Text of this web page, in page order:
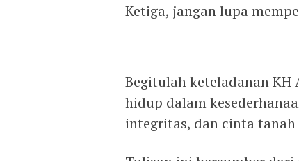
Ketiga, jangan lupa
Begitulah keteladanan
hidup dalam
integritas, dan cinta